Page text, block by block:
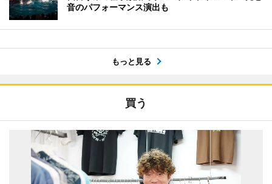
音のパフォーマンス演出も
もっと見る
買う